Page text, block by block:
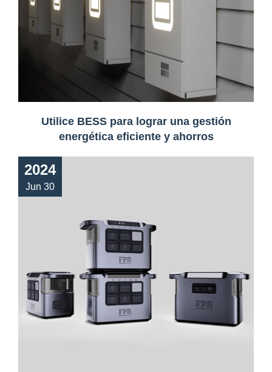
Utilice BESS para lograr una gestión
energética eficiente y ahorros
2024
Jun 30